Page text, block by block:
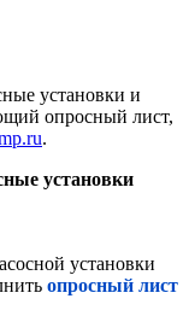
установки и
опросный лист,
.
установки
установки
опросный лист